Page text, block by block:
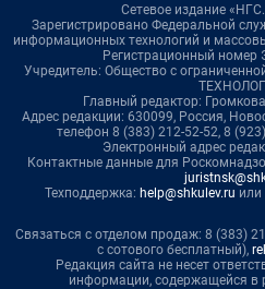
Сетевое издание
Зарегистрировано Федеральной
информационных технологий и
Регистрационный
Учредитель: Общество с
Главный редактор:
Адрес редакции: 630099, Россия,
телефон 8 (383) 212-52-52, 8
Электронный адрес
Контактные данные для
Техподдержка: help@shkulev.ru или
Связаться с отделом продаж: 8 (383)
с сотового бесплатный),
Редакция сайта не несет
информации, содержащейся в